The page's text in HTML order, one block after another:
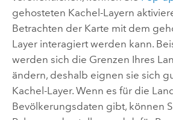
gehosteten Kachel-Layern
Betrachten der Karte mit dem
Layer interagiert werden kann.
werden sich die Grenzen Ihres
ändern, deshalb eignen sie sich
Kachel-Layer. Wenn es für die
Bevölkerungsdaten gibt, können